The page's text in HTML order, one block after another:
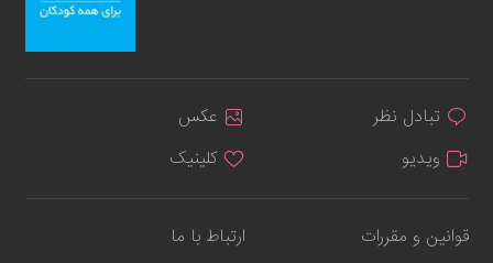
تبادل نظر
عکس
ویدیو
کلینیک
قوانین و مقررات ارتباط با ما